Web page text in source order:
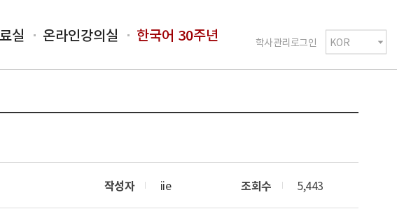
학사관리로그인
실 온라인강의실 한국어 30주년
작성자 iie 조회수 5,443